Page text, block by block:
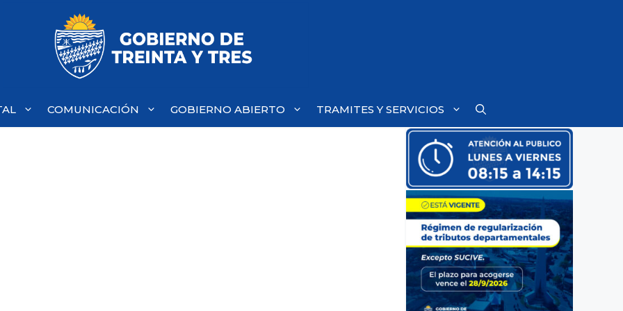
COMUNICACIÓN GOBIERNO ABIERTO TRAMITES Y SERVICIOS